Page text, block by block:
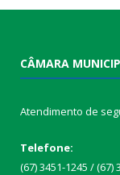
CÂMARA
Atendimento de
Telefone:
(67) 3451-1245 / (67)